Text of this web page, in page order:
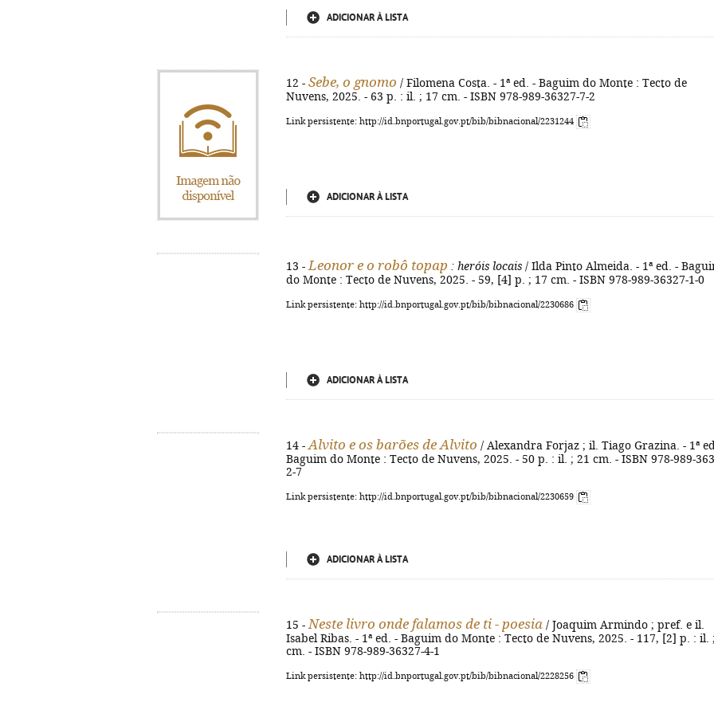
ADICIONAR À LISTA
12 - Sebe, o gnomo / Filomena Costa. - 1ª ed. - Baguim do Monte : Tecto de
Nuvens, 2025. - 63 p. : il. ; 17 cm. - ISBN 978-989-36327-7-2
Link persistente: http://id.bnportugal.gov.pt/bib/bibnacional/2231244
ADICIONAR À LISTA
13 - Leonor e o robô topap : heróis locais / Ilda Pinto Almeida. - 1ª ed. -
do Monte : Tecto de Nuvens, 2025. - 59, [4] p. ; 17 cm. - ISBN 978-989-36327-1-0
Link persistente: http://id.bnportugal.gov.pt/bib/bibnacional/2230686
ADICIONAR À LISTA
14 - Alvito e os barões de Alvito / Alexandra Forjaz ; il. Tiago Grazina. - 1ª
Baguim do Monte : Tecto de Nuvens, 2025. - 50 p. : il. ; 21 cm. - ISBN 978-989-
2-7
Link persistente: http://id.bnportugal.gov.pt/bib/bibnacional/2230659
ADICIONAR À LISTA
15 - Neste livro onde falamos de ti - poesia / Joaquim Armindo ; pref. e il.
Isabel Ribas. - 1ª ed. - Baguim do Monte : Tecto de Nuvens, 2025. - 117, [2] p. : il.
cm. - ISBN 978-989-36327-4-1
Link persistente: http://id.bnportugal.gov.pt/bib/bibnacional/2228256